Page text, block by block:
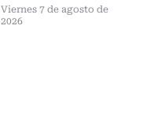
Viernes 7 de agosto de
2026